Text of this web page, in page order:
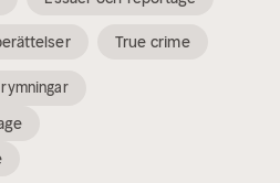
True crime